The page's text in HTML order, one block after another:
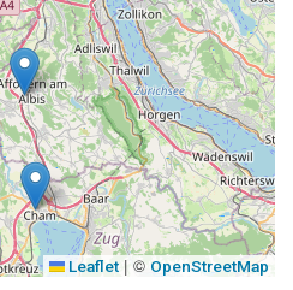
Leaflet | © OpenStreetMap